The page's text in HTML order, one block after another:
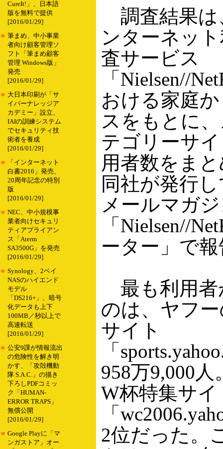
CureIt!」、日本語
版を無料で提供
[2016/01/29]
■ 筆まめ、中小事業
者向け顧客管理ソ
フト「筆まめ顧客
管理 Windows版」
発売
[2016/01/29]
■ 大日本印刷が「サ
イバーナレッジア
カデミー」設立、
IAIの訓練システム
でセキュリティ技
術者を養成
[2016/01/29]
■
「インターネット
白書2016」発売、
20周年記念の特別
版
[2016/01/29]
■ NEC、中小規模事
業者向けセキュリ
ティアプライアン
ス「Aterm
SA3500G」を発売
[2016/01/29]
■ Synology、2ベイ
NASのハイエンド
モデル
「DS216+」、暗号
化データも上下
100MB／秒以上で
高速転送
[2016/01/29]
■ 公安9課が情報流出
の危険性を解き明
かす、「攻殻機動
隊 S.A.C.」の描き
下ろしPDFコミッ
ク「HUMAN-
ERROR TRAPS」
無償公開
[2016/01/29]
■ Google Playに「マ
ンガストア」オー
調査結果は
ンターネッ
査サービス
「Nielsen//
おける家庭
スをもとに
テゴリーサ
用者数をま
同社が発行
メールマガ
「Nielsen//
ーター」で
最も利用者
のは、ヤフ
サイト
「
958万9,000
W杯特集サイ
「
2位だった。